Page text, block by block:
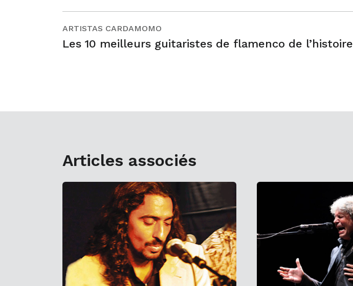
ARTISTAS CARDAMOMO
Les 10 meilleurs guitaristes de flamenco de l’histoire
Articles associés